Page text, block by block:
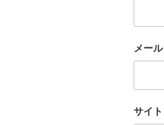
メール
サイト